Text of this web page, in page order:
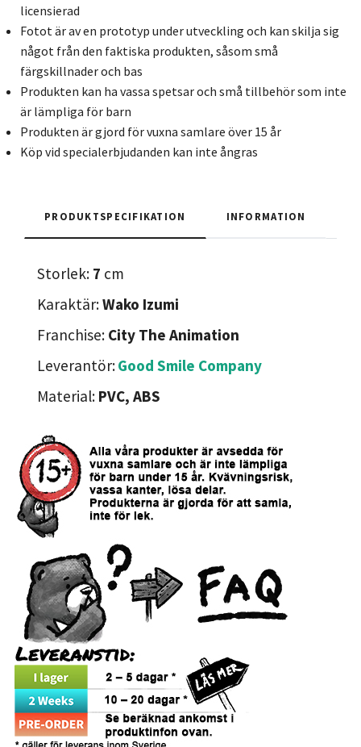
licensierad
Fotot är av en prototyp under utveckling och kan skilja sig
något från den faktiska produkten, såsom små
färgskillnader och bas
Produkten kan ha vassa spetsar och små tillbehör som inte
är lämpliga för barn
Produkten är gjord för vuxna samlare över 15 år
Köp vid specialerbjudanden kan inte ångras
PRODUKTSPECIFIKATION INFORMATION
Storlek: 7 cm
Karaktär:Wako Izumi
Franchise: City The Animation
Leverantör:Good Smile Company
Material: PVC, ABS